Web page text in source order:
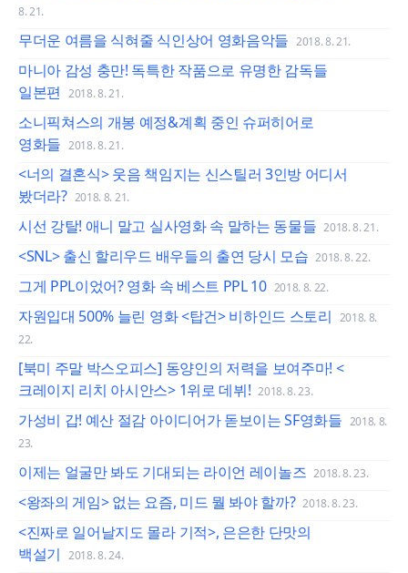
8. 21.
무더운 여름을 식혀줄 식인상어 영화음악들 2018. 8. 21.
마니아 감성 충만! 독특한 작품으로 유명한 감독들
일본편 2018. 8. 21.
소니픽쳐스의 개봉 예정&계획 중인 슈퍼히어로
영화들 2018. 8. 21.
<너의 결혼식> 웃음 책임지는 신스틸러 3인방 어디서
봤더라? 2018. 8. 21.
시선 강탈! 애니 말고 실사영화 속 말하는 동물들 2018. 8. 21.
<SNL> 출신 할리우드 배우들의 출연 당시 모습 2018. 8. 22.
그게 PPL이었어? 영화 속 베스트 PPL 10 2018. 8. 22.
자원입대 500% 늘린 영화 <탑건> 비하인드 스토리 2018. 8.
22.
[북미 주말 박스오피스] 동양인의 저력을 보여주마! <
크레이지 리치 아시안스> 1위로 데뷔! 2018. 8. 23.
가성비 갑! 예산 절감 아이디어가 돋보이는 SF영화들 2018. 8.
23.
이제는 얼굴만 봐도 기대되는 라이언 레이놀즈 2018. 8. 23.
<왕좌의 게임> 없는 요즘, 미드 뭘 봐야 할까? 2018. 8. 23.
<진짜로 일어날지도 몰라 기적>, 은은한 단맛의
백설기 2018. 8. 24.